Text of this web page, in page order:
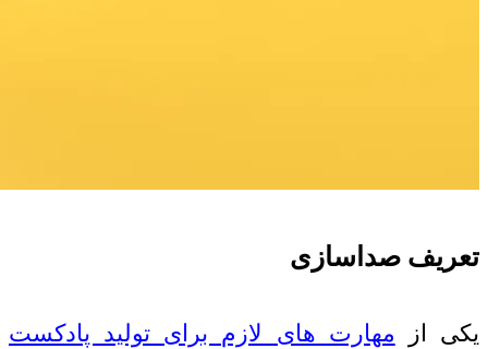
تعریف صداسازی
یکی از مهارت های لازم برای تولید پادکست